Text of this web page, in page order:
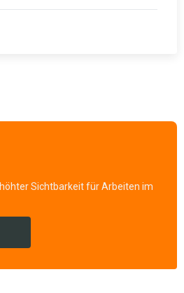
Sichtbarkeit für Arbeiten im